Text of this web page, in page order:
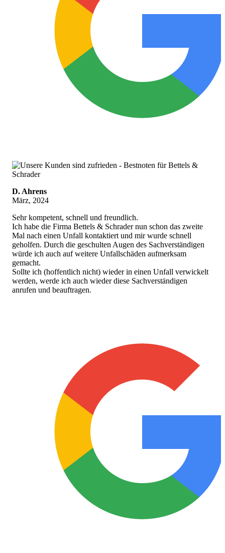
D. Ahrens
März, 2024
Sehr kompetent, schnell und freundlich.
Ich habe die Firma Bettels & Schrader nun schon das zweite
Mal nach einen Unfall kontaktiert und mir wurde schnell
geholfen. Durch die geschulten Augen des Sachverständigen
würde ich auch auf weitere Unfallschäden aufmerksam
gemacht.
Sollte ich (hoffentlich nicht) wieder in einen Unfall verwickelt
werden, werde ich auch wieder diese Sachverständigen
anrufen und beauftragen.